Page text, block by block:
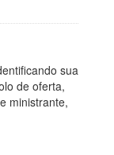
sua
de oferta,
ministrante,